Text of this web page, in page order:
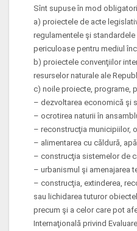
Sînt supuse în mod
a) proiectele de acte
regulamentele şi
periculoase pentru mediul
b) proiectele convenţiilor
resurselor naturale ale
c) noile proiecte, programe,
– dezvoltarea economică şi
– ocrotirea naturii în
– reconstrucţia municipiilor,
– alimentarea cu căldură,
– construcţia sistemelor de
– urbanismul şi amenajarea
– construcţia, extinderea,
sau lichidarea tuturor
precum şi a celor care pot
Internaţională privind